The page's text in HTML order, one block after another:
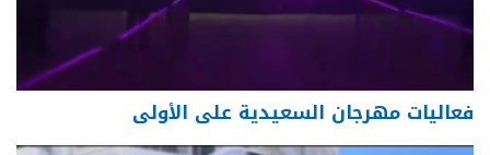
فعاليات مهرجان السعيدية على الأولى